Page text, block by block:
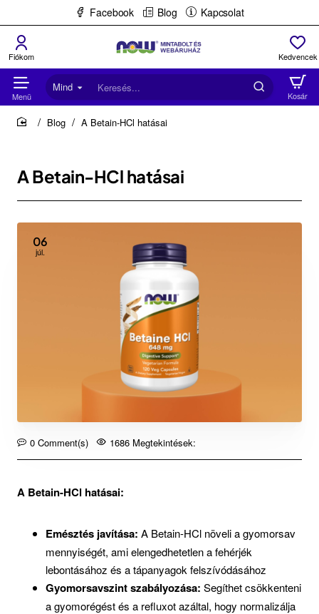
Facebook Blog Kapcsolat
Mind
Keresés...
Blog A Betain-HCl hatásai
A Betain-HCl hatásai
06
júl.
0 Comment(s) 1686 Megtekintések:
A Betain-HCl hatásai:
Emésztés javítása: A Betain-HCl növeli a gyomorsav
mennyiségét, ami elengedhetetlen a fehérjék
lebontásához és a tápanyagok felszívódásához
Gyomorsavszint szabályozása: Segíthet csökkenteni
a gyomorégést és a refluxot azáltal, hogy normalizálja